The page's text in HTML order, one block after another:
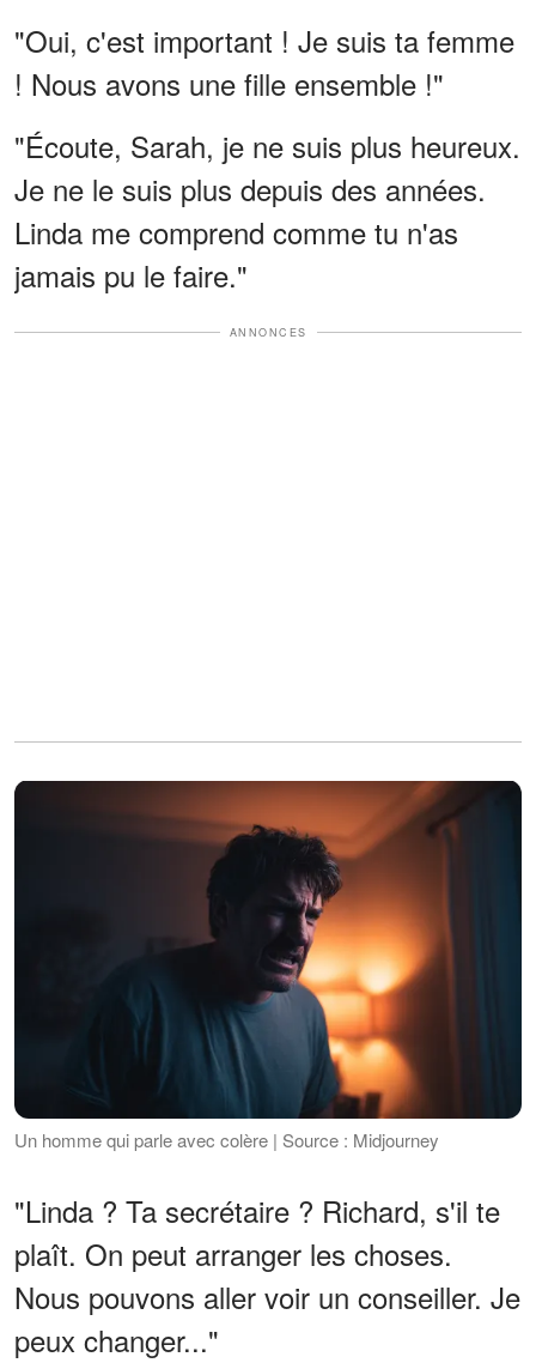
"Oui, c'est important ! Je suis ta femme
! Nous avons une fille ensemble !"
"Écoute, Sarah, je ne suis plus heureux.
Je ne le suis plus depuis des années.
Linda me comprend comme tu n'as
jamais pu le faire."
ANNONCES
Un homme qui parle avec colère | Source : Midjourney
"Linda ? Ta secrétaire ? Richard, s'il te
plaît. On peut arranger les choses.
Nous pouvons aller voir un conseiller. Je
peux changer..."